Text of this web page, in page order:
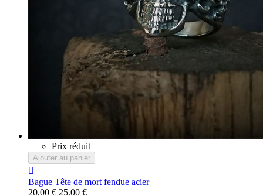
Prix réduit
Ajouter au panier

Bague Tête de mort fendue acier
20,00 € 25,00 €